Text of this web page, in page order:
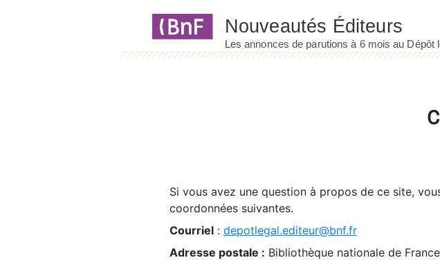
Si vous avez une question à propos de ce site,
coordonnées suivantes.
Courriel : depotlegal.editeur@bnf.fr
Adresse postale : Bibliothèque nationale de France